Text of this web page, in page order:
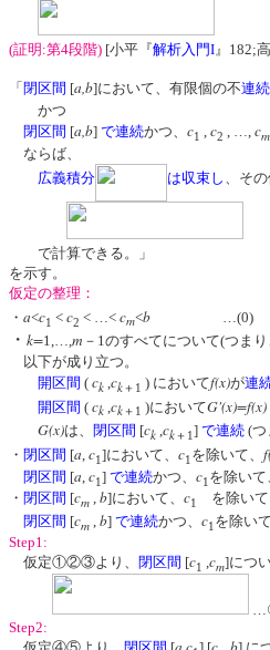
(証明:第4段階) [小平『解析入門I』182;
「 閉区間 [a,b]において、有限個の不連続
かつ
閉区間 [a,b] で連続かつ、 c1 c2 cm
ならば、
広義積分
は収束し 、そ
で計算できる。」
を示す。
仮定の整理：
・ a<c1 < c2 < …< cm<b …(0)
・ k=1,…,m －1のすべてについて(つま
以下が成り立つ。
開区間 ( ck ,ck＋1 ) においてf(x)が連
開区間 ( ck ck＋1 )においてG'(x)=f(x)
G(x)は、 閉区間 [ck ,ck＋1] で連続 (つ
・ 閉区間 [a, c1]において、 c1 を除いて、
閉区間 [a c1] で連続かつ、 c1 を除いて
・ 閉区間 [cm , b]において、 c1 を除いて
閉区間 [cm , b] で連続かつ、 c1 を除いて
Step1:
仮定①②③より、 閉区間 [c1 cm]につい
Step2: